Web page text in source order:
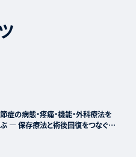
症の病態・疼痛・機能・外科療法を
― 保存療法と術後回復をつなぐ全